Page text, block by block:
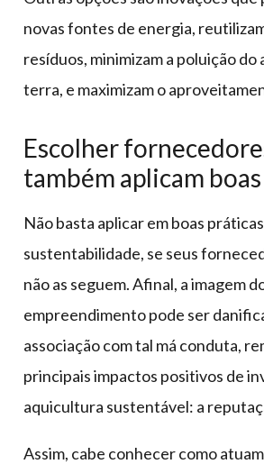
novas fontes de energia,
resíduos, minimizam a poluição do
terra, e maximizam o
Escolher
também aplicam
Não basta aplicar em boas
sustentabilidade, se seus
não as seguem. Afinal, a imagem
empreendimento pode ser
associação com tal má conduta,
principais impactos positivos de
aquicultura sustentável: a
Assim, cabe conhecer como